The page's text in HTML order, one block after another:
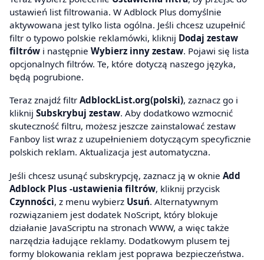
ustawień list filtrowania. W Adblock Plus domyślnie
aktywowana jest tylko lista ogólna. Jeśli chcesz uzupełnić
filtr o typowo polskie reklamówki, kliknij Dodaj zestaw
filtrów i następnie Wybierz inny zestaw. Pojawi się lista
opcjonalnych filtrów. Te, które dotyczą naszego języka,
będą pogrubione.
Teraz znajdź filtr AdblockList.org(polski), zaznacz go i
kliknij Subskrybuj zestaw. Aby dodatkowo wzmocnić
skuteczność filtru, możesz jeszcze zainstalować zestaw
Fanboy list wraz z uzupełnieniem dotyczącym specyficznie
polskich reklam. Aktualizacja jest automatyczna.
Jeśli chcesz usunąć subskrypcję, zaznacz ją w oknie Add
Adblock Plus -ustawienia filtrów, kliknij przycisk
Czynności, z menu wybierz Usuń. Alternatywnym
rozwiązaniem jest dodatek NoScript, który blokuje
działanie JavaScriptu na stronach WWW, a więc także
narzędzia ładujące reklamy. Dodatkowym plusem tej
formy blokowania reklam jest poprawa bezpieczeństwa.